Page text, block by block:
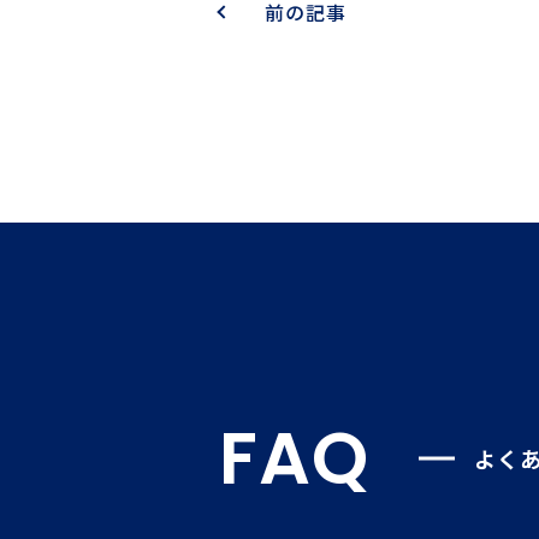
前の記事
FAQ よく